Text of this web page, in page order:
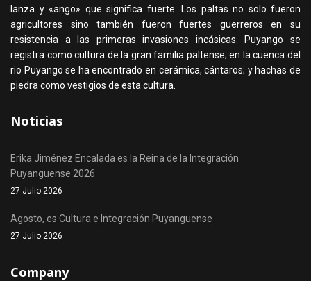
lanza y «ango» que significa fuerte. Los paltas no solo fueron
agricultores sino también fueron fuertes guerreros en su
resistencia a las primeras invasiones incásicas. Puyango se
registra como cultura de la gran familia paltense; en la cuenca del
rio Puyango se ha encontrado en cerámica, cántaros; y hachas de
piedra como vestigios de esta cultura.
Noticias
Erika Jiménez Encalada es la Reina de la Integración
Puyanguense 2026
27 Julio 2026
Agosto, es Cultura e Integración Puyanguense
27 Julio 2026
Company